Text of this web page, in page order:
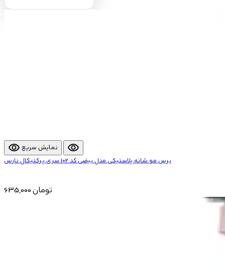
visibility نمایش سریع visibility
برس مو شانه پلاستیکی مدل بیضی کد 102 سری پرکتیکال نارس
635,000 تومان